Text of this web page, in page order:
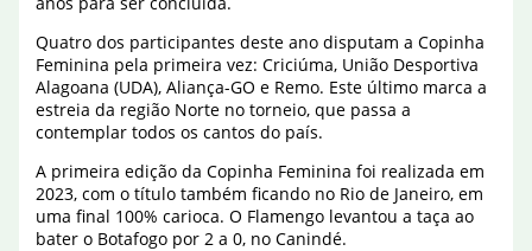
Quatro dos participantes deste ano disputam a Copinha
Feminina pela primeira vez: Criciúma, União Desportiva
Alagoana (UDA), Aliança-GO e Remo. Este último marca a
estreia da região Norte no torneio, que passa a
contemplar todos os cantos do país.
A primeira edição da Copinha Feminina foi realizada em
2023, com o título também ficando no Rio de Janeiro, em
uma final 100% carioca. O Flamengo levantou a taça ao
bater o Botafogo por 2 a 0, no Canindé.